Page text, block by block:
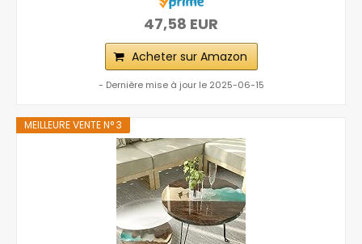
47,58 EUR
Acheter sur Amazon
- Dernière mise à jour le 2025-06-15
MEILLEURE VENTE N° 3